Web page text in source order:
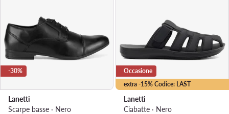
-30%
Lanetti
Scarpe basse · Nero
extra -15% Codice: LAST
Occasione
Lanetti
Ciabatte · Nero